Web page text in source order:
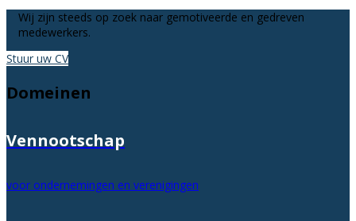
Wij zijn steeds op zoek naar gemotiveerde en gedreven
medewerkers.
Stuur uw CV
Domeinen
Vennootschap
voor ondernemingen en verenigingen